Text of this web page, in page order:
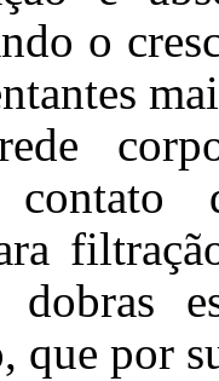
o
contato
dobras
que por